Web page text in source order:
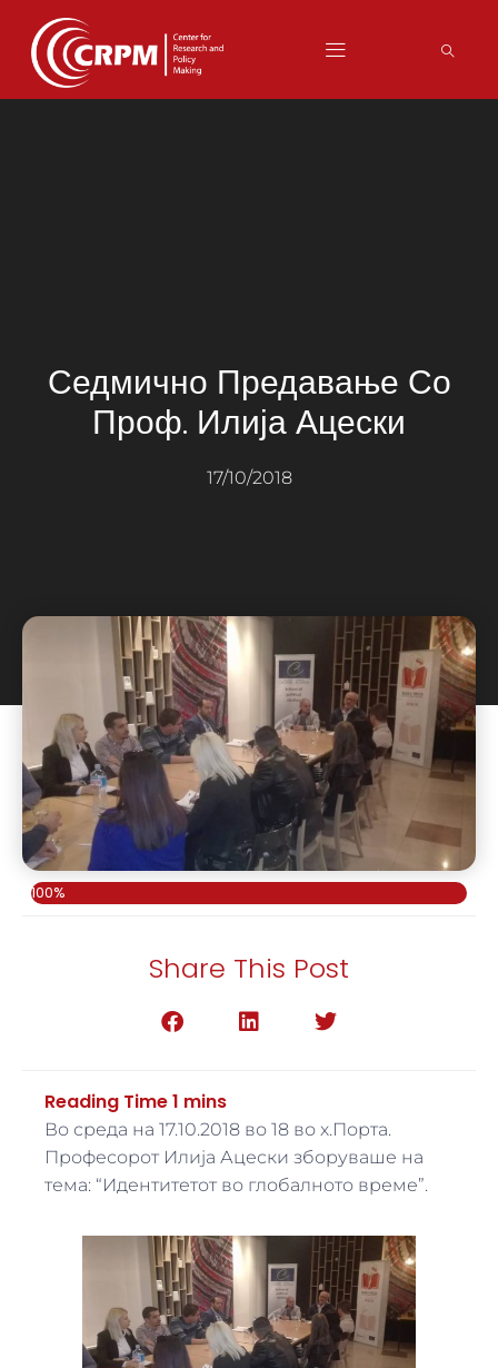
Седмично Предавање Со
Проф. Илија Ацески
17/10/2018
100%
Share This Post
Во среда на 17.10.2018 во 18 во х.Порта.
Професорот Илија Ацески зборуваше на
тема: “Идентитетот во глобалното време”.